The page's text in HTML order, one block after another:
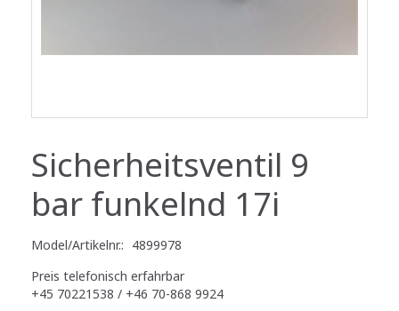
Sicherheitsventil 9
bar funkelnd 17i
Model/Artikelnr.: 4899978
Preis telefonisch erfahrbar
+45 70221538 / +46 70-868 9924